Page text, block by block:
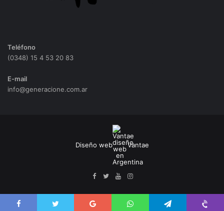
Teléfono
(0348) 15 4 53 20 83
E-mail
info@generacione.com.ar
Diseño web Vantae